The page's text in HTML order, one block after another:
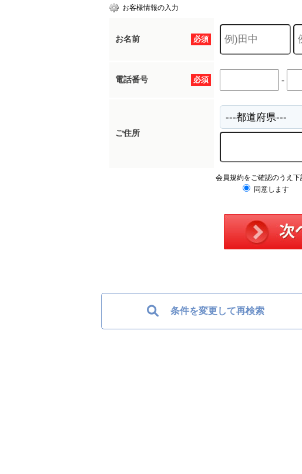
お客様情報の入力
必須
お名前
必須
電話番号 -
ご住所
会員規約をご確認のうえ下
同意します
条件を変更して再検索